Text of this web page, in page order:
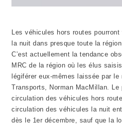
Les véhicules hors routes
la nuit dans presque toute la
C’est actuellement la tendance
MRC de la région où les élus
légiférer eux-mêmes laissée par
Transports, Norman MacMillan.
circulation des véhicules hors
circulation des véhicules la nuit
dès le 1er décembre, sauf que la